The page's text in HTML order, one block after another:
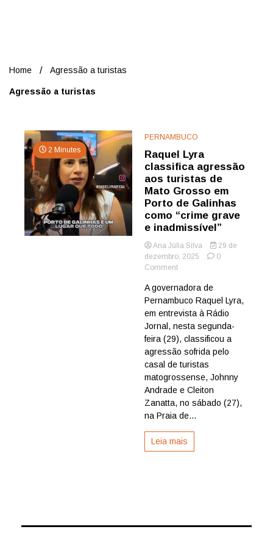
Home Agressão a turistas
Agressão a turistas
2 Minutes
PERNAMBUCO
Raquel Lyra
classifica agressão
aos turistas de
Mato Grosso em
Porto de Galinhas
como “crime grave
e inadmissível”
Ana Júlia Silva
29 de
dezembro, 2025
0
Commenton
Lyra
classifica
agressão
aos
de
Mato
Grosso
em
Porto
como
“crime
grave
e
A governadora de
Pernambuco Raquel Lyra,
em entrevista à Rádio
Jornal, nesta segunda-
feira (29), classificou a
agressão sofrida pelo
casal de turistas
matogrossense, Johnny
Andrade e Cleiton
Zanatta, no sábado (27),
na Praia de...
Leia mais